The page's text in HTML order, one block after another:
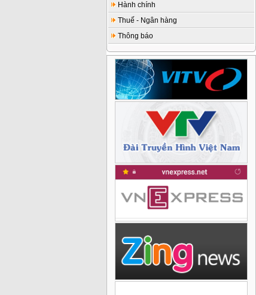
Hành chính
Thuế - Ngân hàng
Thông báo